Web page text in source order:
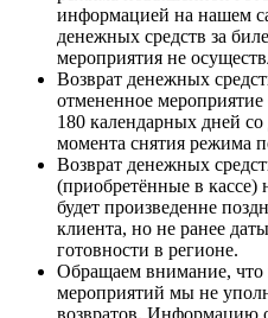
информацией на нашем
денежных средств за
мероприятия не
Возврат денежных
отмененное мероприятие
180 календарных дней
момента снятия режима
Возврат денежных
(приобретённые в кассе)
будет произведенне
клиента, но не ранее
готовности в регионе.
Обращаем внимание, что
мероприятий мы не
возвратов. Информацию